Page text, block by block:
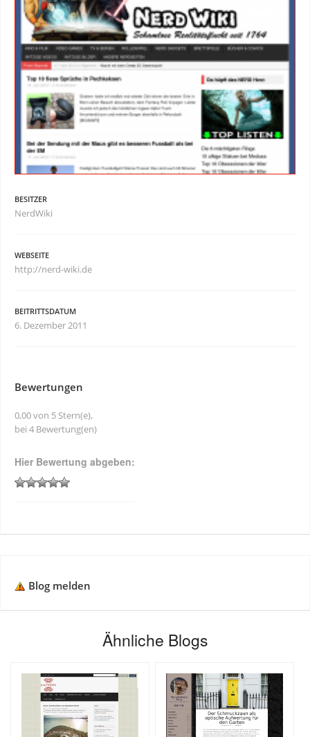
BESITZER
NerdWiki
WEBSEITE
http://nerd-wiki.de
BEITRITTSDATUM
6. Dezember 2011
Bewertungen
0,00 von 5 Stern(e),
bei 4 Bewertung(en)
Hier Bewertung abgeben:
Blog melden
Ähnliche Blogs